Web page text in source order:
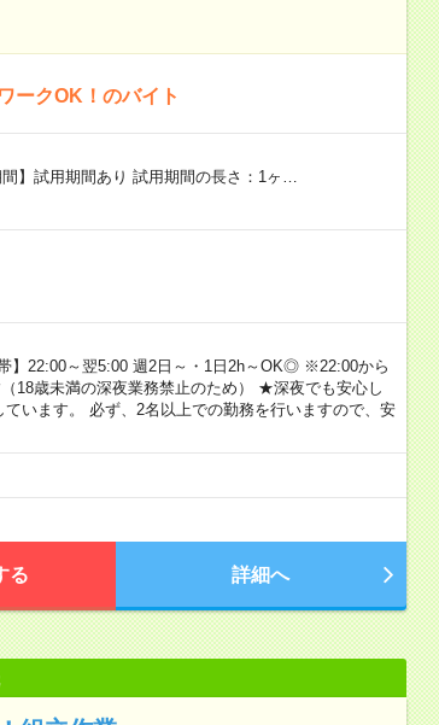
ークOK！のバイト
】試用期間あり 試用期間の長さ：1ヶ…
】22:00～翌5:00 週2日～・1日2h～OK◎ ※22:00から
18歳未満の深夜業務禁止のため） ★深夜でも安心し
います。 必ず、2名以上での勤務を行いますので、安
る 詳細へ